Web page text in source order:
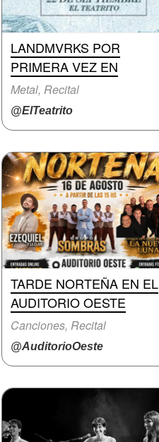
LANDMVRKS POR
PRIMERA VEZ EN
Metal, Recital
@ElTeatrito
TARDE NORTEÑA EN EL
AUDITORIO OESTE
Canciones, Recital
@AuditorioOeste